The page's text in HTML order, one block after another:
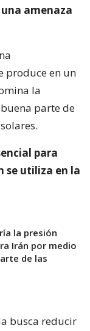
amenaza
produce en un
la
parte de
para
se utiliza en la
la presión
Irán por medio
de las
busca reducir